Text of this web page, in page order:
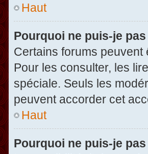
Haut
Pourquoi ne puis-je
Certains forums
Pour les consulter, les
spéciale. Seuls les
peuvent accorder cet
Haut
Pourquoi ne puis-je